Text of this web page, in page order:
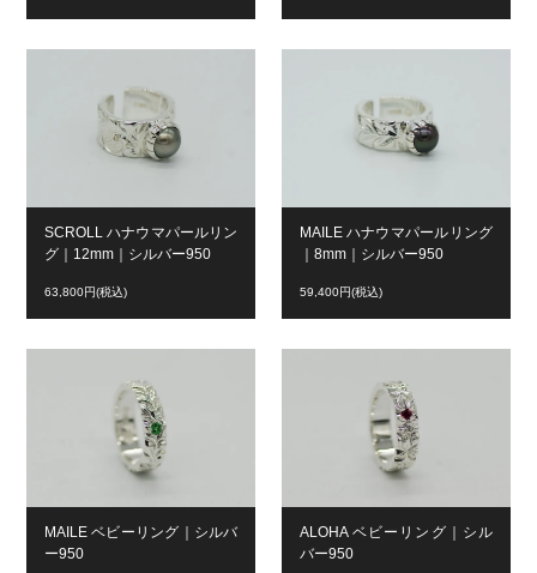
SCROLL ハナウマパールリン
グ｜12mm｜シルバー950
63,800円(税込)
MAILE ハナウマパールリング
｜8mm｜シルバー950
59,400円(税込)
MAILE ベビーリング｜シルバ
ー950
ALOHA ベビーリング｜シル
バー950